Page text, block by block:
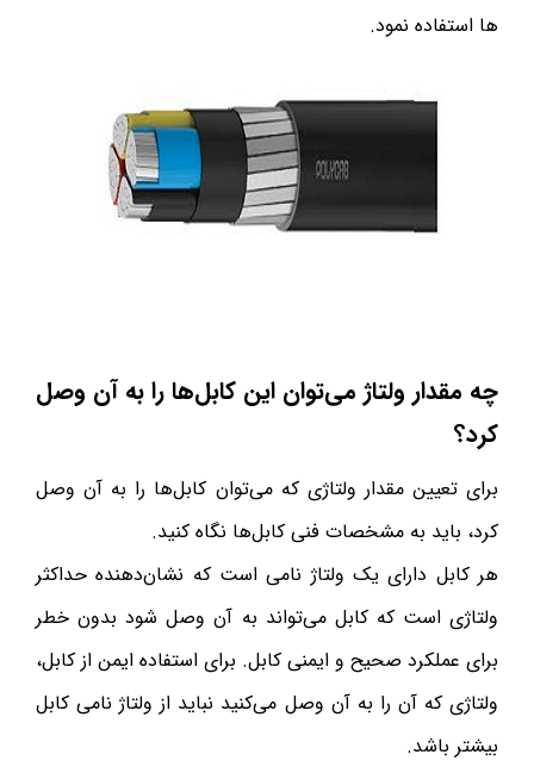
ها استفاده نمود.
چه مقدار ولتاژ می‌توان این کابل‌ها را به آن وصل
کرد؟
برای تعیین مقدار ولتاژی که می‌توان کابل‌ها را به آن وصل
کرد، باید به مشخصات فنی کابل‌ها نگاه کنید.
هر کابل دارای یک ولتاژ نامی است که نشان‌دهنده حداکثر
ولتاژی است که کابل می‌تواند به آن وصل شود بدون خطر
برای عملکرد صحیح و ایمنی کابل. برای استفاده ایمن از کابل،
ولتاژی که آن را به آن وصل می‌کنید نباید از ولتاژ نامی کابل
بیشتر باشد.